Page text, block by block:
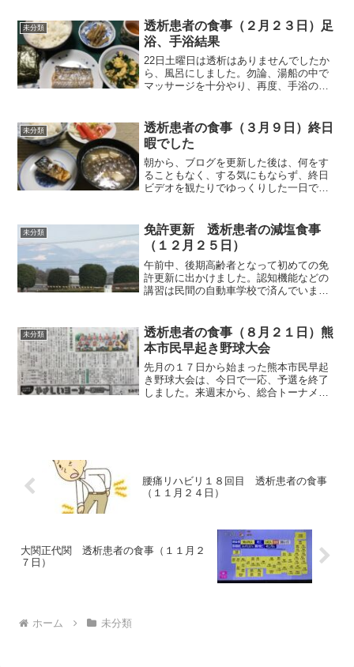
みです。目標は、最低でも３本はきちん
とした形で収穫できればと思...
未分類
透析患者の食事（２月２３日）足
浴、手浴結果
22日土曜日は透析はありませんでしたか
ら、風呂にしました。勿論、湯船の中で
マッサージを十分やり、再度、手浴のみ
あってから、15日から連続８日間しびれ
は出ていません。...
未分類
透析患者の食事（３月９日）終日
暇でした
朝から、ブログを更新した後は、何をす
ることもなく、する気にもならず、終日
ビデオを観たりでゆっくりした一日でし
でもないですね。それでは朝食から紹介
します。朝食（塩サバです...
未分類
免許更新 透析患者の減塩食事
（１２月２５日）
午前中、後期高齢者となって初めての免
許更新に出かけました。認知機能などの
講習は民間の自動車学校で済んでいます
歳になります。次の免許更新のことより
も、果たして、それまで...
未分類
透析患者の食事（８月２１日）熊
本市民早起き野球大会
先月の１７日から始まった熊本市民早起
き野球大会は、今日で一応、予選を終了
しました。来週末から、総合トーナメン
腰痛リハビリ１８回目 透析患者の食事
（１１月２４日）
大関正代関 透析患者の食事（１１月２
７日）
ホーム 未分類